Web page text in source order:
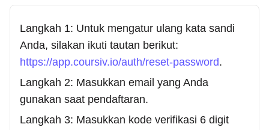
Langkah 1: Untuk mengatur ulang kata sandi
Anda, silakan ikuti tautan berikut:
https://app.coursiv.io/auth/reset-password.
Langkah 2: Masukkan email yang Anda
gunakan saat pendaftaran.
Langkah 3: Masukkan kode verifikasi 6 digit